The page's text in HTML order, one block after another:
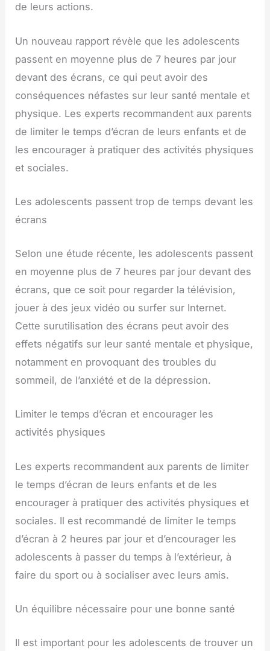
de leurs actions.
Un nouveau rapport révèle que les adolescents
passent en moyenne plus de 7 heures par jour
devant des écrans, ce qui peut avoir des
conséquences néfastes sur leur santé mentale et
physique. Les experts recommandent aux parents
de limiter le temps d’écran de leurs enfants et de
les encourager à pratiquer des activités physiques
et sociales.
Les adolescents passent trop de temps devant les
écrans
Selon une étude récente, les adolescents passent
en moyenne plus de 7 heures par jour devant des
écrans, que ce soit pour regarder la télévision,
jouer à des jeux vidéo ou surfer sur Internet.
Cette surutilisation des écrans peut avoir des
effets négatifs sur leur santé mentale et physique,
notamment en provoquant des troubles du
sommeil, de l’anxiété et de la dépression.
Limiter le temps d’écran et encourager les
activités physiques
Les experts recommandent aux parents de limiter
le temps d’écran de leurs enfants et de les
encourager à pratiquer des activités physiques et
sociales. Il est recommandé de limiter le temps
d’écran à 2 heures par jour et d’encourager les
adolescents à passer du temps à l’extérieur, à
faire du sport ou à socialiser avec leurs amis.
Un équilibre nécessaire pour une bonne santé
Il est important pour les adolescents de trouver un